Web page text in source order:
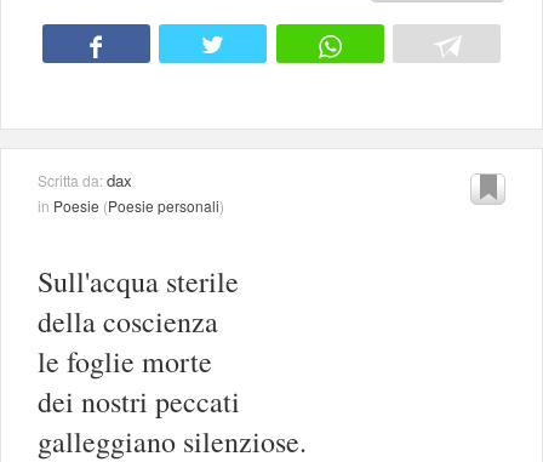
Scritta da:dax
in Poesie (Poesie personali)
Sull'acqua sterile
della coscienza
le foglie morte
dei nostri peccati
galleggiano silenziose.